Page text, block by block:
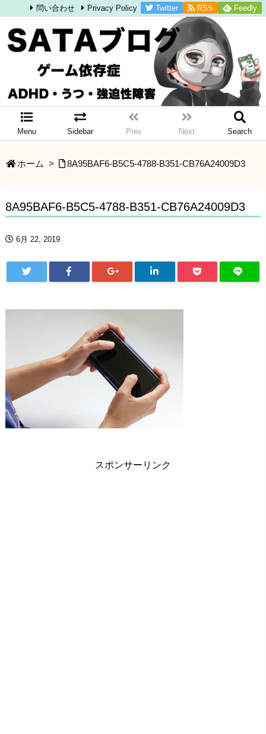
Menu Sidebar Prev Next Search
問い合わせ Privacy Policy Twitter RSS Feedly
ホーム > 8A95BAF6-B5C5-4788-B351-CB76A24009D3
8A95BAF6-B5C5-4788-B351-CB76A24009D3
6月 22, 2019
スポンサーリンク